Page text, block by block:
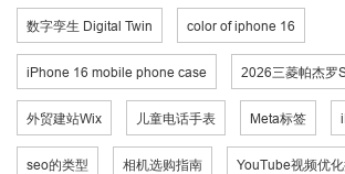
数字孪生 Digital Twin color of iphone 16
iPhone 16 mobile phone case 2026三菱帕杰罗
外贸建站Wix 儿童电话手表 Meta标签
seo的类型 相机选购指南 YouTube视频优